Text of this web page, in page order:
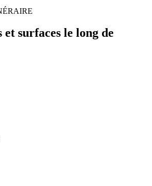
et surfaces le long de